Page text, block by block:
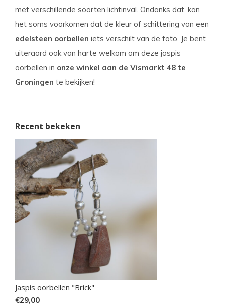
met verschillende soorten lichtinval. Ondanks dat, kan
het soms voorkomen dat de kleur of schittering van een
edelsteen oorbellen iets verschilt van de foto. Je bent
uiteraard ook van harte welkom om deze jaspis
oorbellen in onze winkel aan de Vismarkt 48 te
Groningen te bekijken!
Recent bekeken
Jaspis oorbellen "Brick"
€29,00